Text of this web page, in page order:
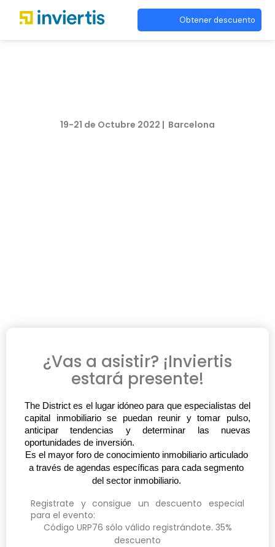
Obtener descuento
19-21 de Octubre 2022 | Barcelona
¿Vas a asistir? ¡Inviertis
estará presente!
The District es el lugar idóneo para que especialistas del
capital inmobiliario se puedan reunir y tomar pulso,
anticipar tendencias y determinar las nuevas
oportunidades de inversión.
Es el mayor foro de conocimiento inmobiliario articulado
a través de agendas específicas para cada segmento
del sector inmobiliario.
Registrate y consigue un descuento especial
para el evento:
Código URP76 sólo válido registrándote. 35%
descuento